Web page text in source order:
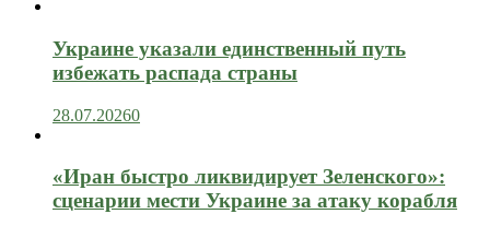
Украине указали единственный путь
избежать распада страны
28.07.20260
«Иран быстро ликвидирует Зеленского»:
сценарии мести Украине за атаку корабля